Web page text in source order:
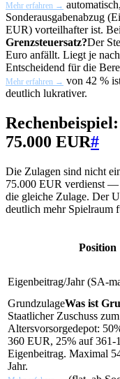
Mehr erfahren →
Sonderausgabenabzug
EUR) vorteilhafter ist.
Grenzsteuersatz?Der
Euro anfällt. Liegt je
Entscheidend für die
Mehr erfahren → von 42 %
deutlich lukrativer.
75.000 EUR#
Die Zulagen sind nicht
75.000 EUR verdienst —
die gleiche Zulage. Der
deutlich mehr Spielraum
Position
Eigenbeitrag/Jahr (SA-
GrundzulageWas ist
Staatlicher Zuschuss zum
Altersvorsorgedepot:
360 EUR, 25% auf 361-
Eigenbeitrag. Maximal
Jahr.